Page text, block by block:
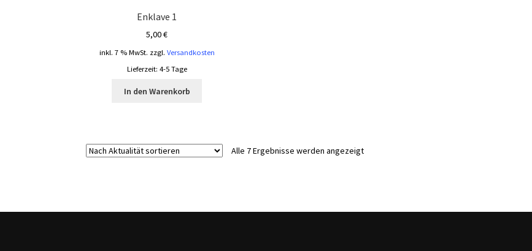
Enklave 1
5,00€
inkl. 7 % MwSt. zzgl. Versandkosten
Lieferzeit: 4-5 Tage
In den Warenkorb
Alle 7 Ergebnisse werden angezeigtNach